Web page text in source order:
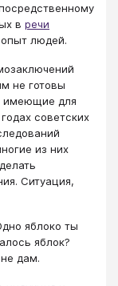
в речи
людей.
не готовы
имеющие для
советских
из них
Ситуация,
яблоко ты
яблок?
дам.